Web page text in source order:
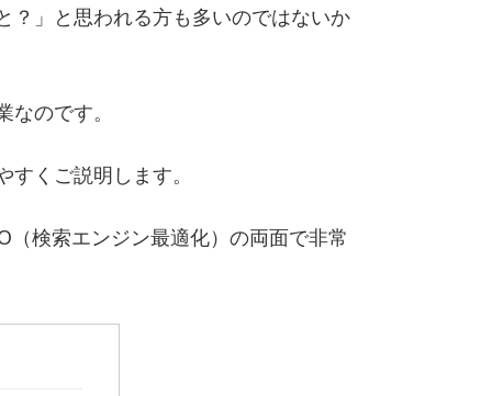
？」と思われる方も多いのではないか
のです。
くご説明します。
検索エンジン最適化）の両面で非常